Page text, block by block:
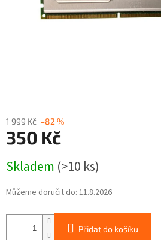
1 999 Kč –82 %
350 Kč
cena:
Skladem (>10 ks)
Můžeme doručit do: 11.8.2026
Přidat do košíku